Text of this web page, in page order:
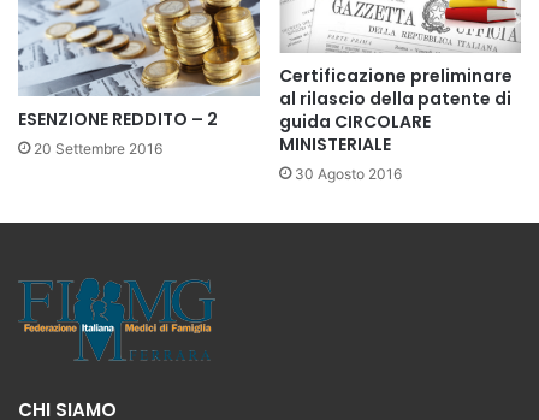
ESENZIONE REDDITO – 2
20 Settembre 2016
Certificazione preliminare
al rilascio della patente di
guida CIRCOLARE
MINISTERIALE
30 Agosto 2016
CHI SIAMO